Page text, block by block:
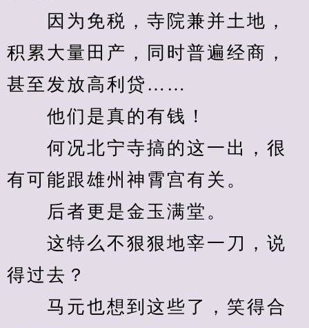
因为免税，寺院兼并土地，
积累大量田产，同时普遍经商，
甚至发放高利贷……
他们是真的有钱！
何况北宁寺搞的这一出，很
有可能跟雄州神霄宫有关。
后者更是金玉满堂。
这特么不狠狠地宰一刀，说
得过去？
马元也想到这些了，笑得合